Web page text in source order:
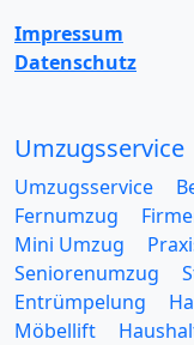
Impressum
Datenschutz
Umzugsservice
Umzugsservice
Fernumzug
Mini Umzug
Seniorenumzug
Entrümpelung
Möbellift